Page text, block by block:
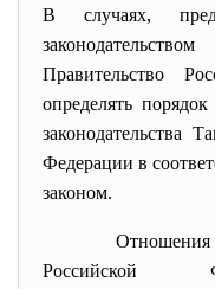
В случаях,
Правительство
определять
законодательства
Федерации в
законом.
Отношения
Российской